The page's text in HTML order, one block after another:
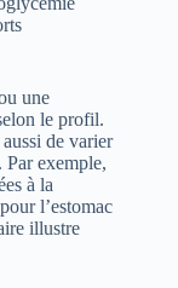
une
le profil.
de varier
Par exemple,
à la
l’estomac
illustre